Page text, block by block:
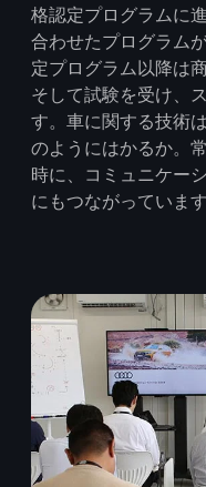
格認定プログラムに
合わせたプログラム
定プログラム以降は
そして試験を受け、
す。車に関する技術
のようにはかるか。
時に、コミュニケー
にもつながっています